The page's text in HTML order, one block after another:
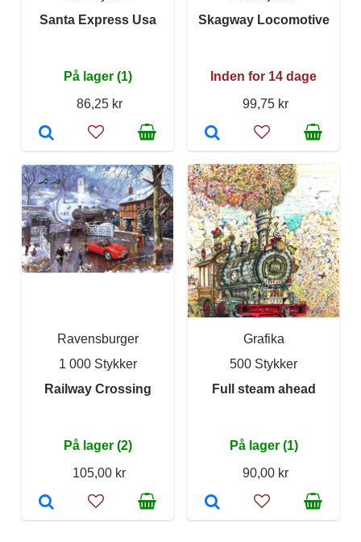
Santa Express Usa
På lager (1)
86,25 kr
Skagway Locomotive
Inden for 14 dage
99,75 kr
Ravensburger
1 000 Stykker
Railway Crossing
På lager (2)
105,00 kr
Grafika
500 Stykker
Full steam ahead
På lager (1)
90,00 kr